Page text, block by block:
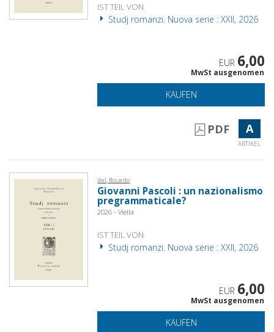
IST TEIL VON
Studj romanzi. Nuova serie : XXII, 2026
EUR 6,00
MwSt ausgenomen
KAUFEN
PDF A
ARTIKEL
Viel, Riccardo
Giovanni Pascoli : un nazionalismo
pregrammaticale?
2026 - Viella
IST TEIL VON
Studj romanzi. Nuova serie : XXII, 2026
EUR 6,00
MwSt ausgenomen
KAUFEN